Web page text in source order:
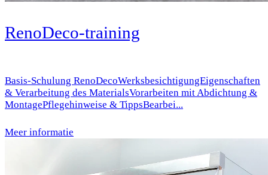
RenoDeco-training
Basis-Schulung RenoDecoWerksbesichtigungEigenschaften
& Verarbeitung des MaterialsVorarbeiten mit Abdichtung &
MontagePflegehinweise & TippsBearbei...
Meer informatie